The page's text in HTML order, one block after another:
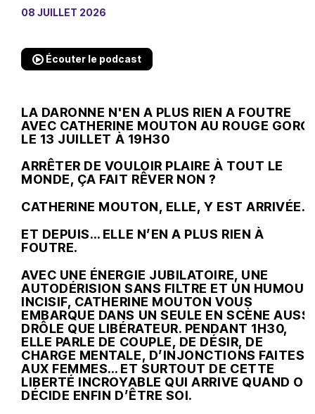
08 JUILLET 2026
Écouter le podcast
LA DARONNE N'EN A PLUS RIEN A FOUTRE
AVEC CATHERINE MOUTON AU ROUGE
LE 13 JUILLET À 19H30
ARRÊTER DE VOULOIR PLAIRE À TOUT LE
MONDE, ÇA FAIT RÊVER NON ?
CATHERINE MOUTON, ELLE, Y EST ARRIVÉE.
ET DEPUIS… ELLE N’EN A PLUS RIEN À
FOUTRE.
AVEC UNE ÉNERGIE JUBILATOIRE, UNE
AUTODÉRISION SANS FILTRE ET UN HUMOUR
INCISIF, CATHERINE MOUTON VOUS
EMBARQUE DANS UN SEULE EN SCÈNE AUSSI
DRÔLE QUE LIBÉRATEUR. PENDANT 1H30,
ELLE PARLE DE COUPLE, DE DÉSIR, DE
CHARGE MENTALE, D’INJONCTIONS FAITES
AUX FEMMES… ET SURTOUT DE CETTE
LIBERTÉ INCROYABLE QUI ARRIVE QUAND ON
DÉCIDE ENFIN D’ÊTRE SOI.